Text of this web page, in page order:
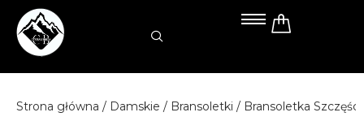
Przejdź
Strona główna / Damskie / Bransoletki / Bransoletka